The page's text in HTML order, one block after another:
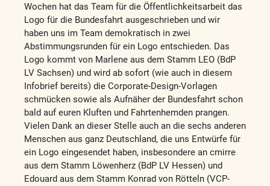
Wochen hat das Team für die Öffentlichkeitsarbeit das
Logo für die Bundesfahrt ausgeschrieben und wir
haben uns im Team demokratisch in zwei
Abstimmungsrunden für ein Logo entschieden. Das
Logo kommt von Marlene aus dem Stamm LEO (BdP
LV Sachsen) und wird ab sofort (wie auch in diesem
Infobrief bereits) die Corporate-Design-Vorlagen
schmücken sowie als Aufnäher der Bundesfahrt schon
bald auf euren Kluften und Fahrtenhemden prangen.
Vielen Dank an dieser Stelle auch an die sechs anderen
Menschen aus ganz Deutschland, die uns Entwürfe für
ein Logo eingesendet haben, insbesondere an cmirre
aus dem Stamm Löwenherz (BdP LV Hessen) und
Edouard aus dem Stamm Konrad von Rötteln (VCP-